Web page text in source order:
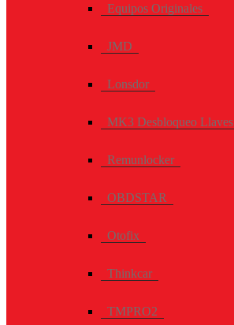
Equipos Originales
JMD
Lonsdor
MK3 Desbloqueo Llaves
Remunlocker
OBDSTAR
Otofix
Thinkcar
TMPRO2